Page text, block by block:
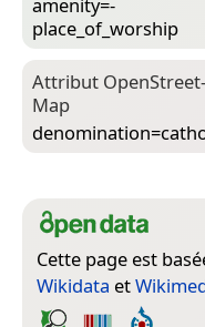
place_of_worship
Attribut Open­Street­
Map
Cette page est
Wikidata et